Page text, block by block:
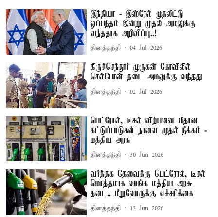
இந்தியா - இஸ்ரேல் முதலீட்டு
ஒப்பந்தம் இன்று முதல் அமலுக்கு
வந்ததாக அறிவிப்பு..!
தினத்தந்தி 04 Jul 2026
திருச்செந்தூர் முருகன் கோவிலில்
செல்போன் தடை அமலுக்கு வந்தது
தினத்தந்தி 02 Jul 2026
பெட்ரோல், டீசல் விற்பனை மீதான
கட்டுப்பாடுகள் நாளை முதல் நீக்கம் -
மத்திய அரசு
தினத்தந்தி 30 Jun 2026
வர்த்தக தேவைக்கு பெட்ரோல், டீசல்
மொத்தமாக வாங்க மத்திய அரசு
தடை.. மீறுவோருக்கு எச்சரிக்கை
தினத்தந்தி 13 Jun 2026